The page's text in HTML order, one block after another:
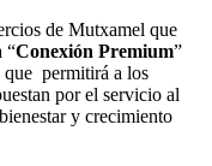
de Mutxamel que
“Conexión Premium”
que permitirá a los
por el servicio al
y crecimiento